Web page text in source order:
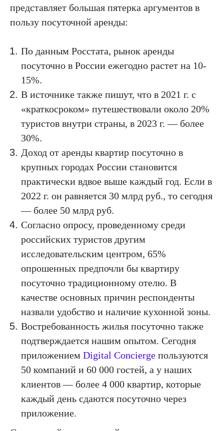
представляет большая пятерка аргументов в
пользу посуточной аренды:
По данным Росстата, рынок аренды
посуточно в России ежегодно растет на 10-
15%.
В источнике также пишут, что в 2021 г. с
«краткосроком» путешествовали около 20%
туристов внутри страны, в 2023 г. — более
30%.
Доход от аренды квартир посуточно в
крупных городах России становится
практически вдвое выше каждый год. Если в
2022 г. он равняется 30 млрд руб., то сегодня
— более 50 млрд руб.
Согласно опросу, проведенному среди
российских туристов другим
исследовательским центром, 65%
опрошенных предпочли бы квартиру
посуточно традиционному отелю. В
качестве основных причин респонденты
назвали удобство и наличие кухонной зоны.
Востребованность жилья посуточно также
подтверждается нашим опытом. Сегодня
приложением Digital Concierge пользуются
50 компаний и 60 000 гостей, а у наших
клиентов — более 4 000 квартир, которые
каждый день сдаются посуточно через
приложение.